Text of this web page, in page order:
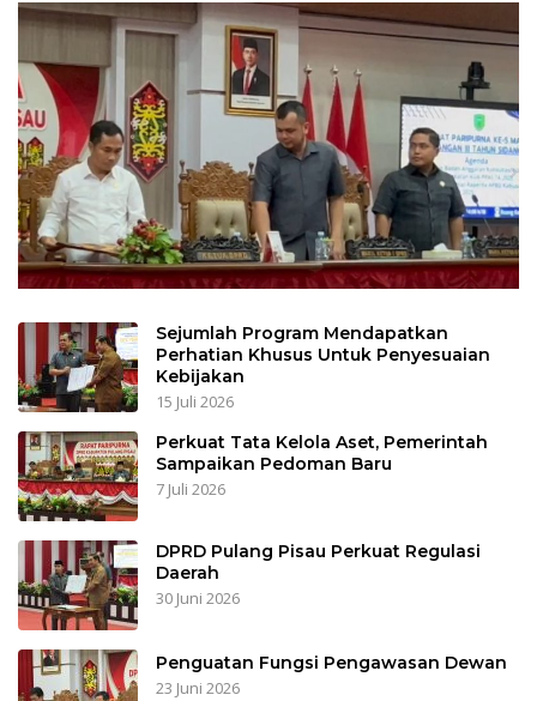
Sejumlah Program Mendapatkan
Perhatian Khusus Untuk Penyesuaian
Kebijakan
15 Juli 2026
Perkuat Tata Kelola Aset, Pemerintah
Sampaikan Pedoman Baru
7 Juli 2026
DPRD Pulang Pisau Perkuat Regulasi
Daerah
30 Juni 2026
Penguatan Fungsi Pengawasan Dewan
23 Juni 2026